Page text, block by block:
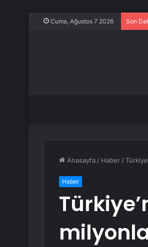
Cuma, Ağustos 7 2026 Son
Anasayfa / Haber /
Haber